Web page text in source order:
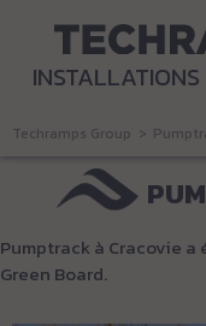
Techramps Group
Pumptrack à Cracovie
Green Board.